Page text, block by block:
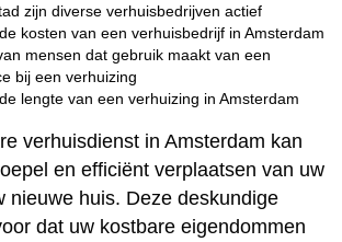
zijn diverse verhuisbedrijven actief
kosten van een verhuisbedrijf in Amsterdam
mensen dat gebruik maakt van een
bij een verhuizing
lengte van een verhuizing in Amsterdam
verhuisdienst in Amsterdam kan
en efficiënt verplaatsen van uw
nieuwe huis. Deze deskundige
dat uw kostbare eigendommen